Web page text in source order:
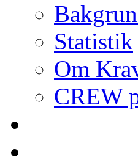
Statistik
Om
CREW